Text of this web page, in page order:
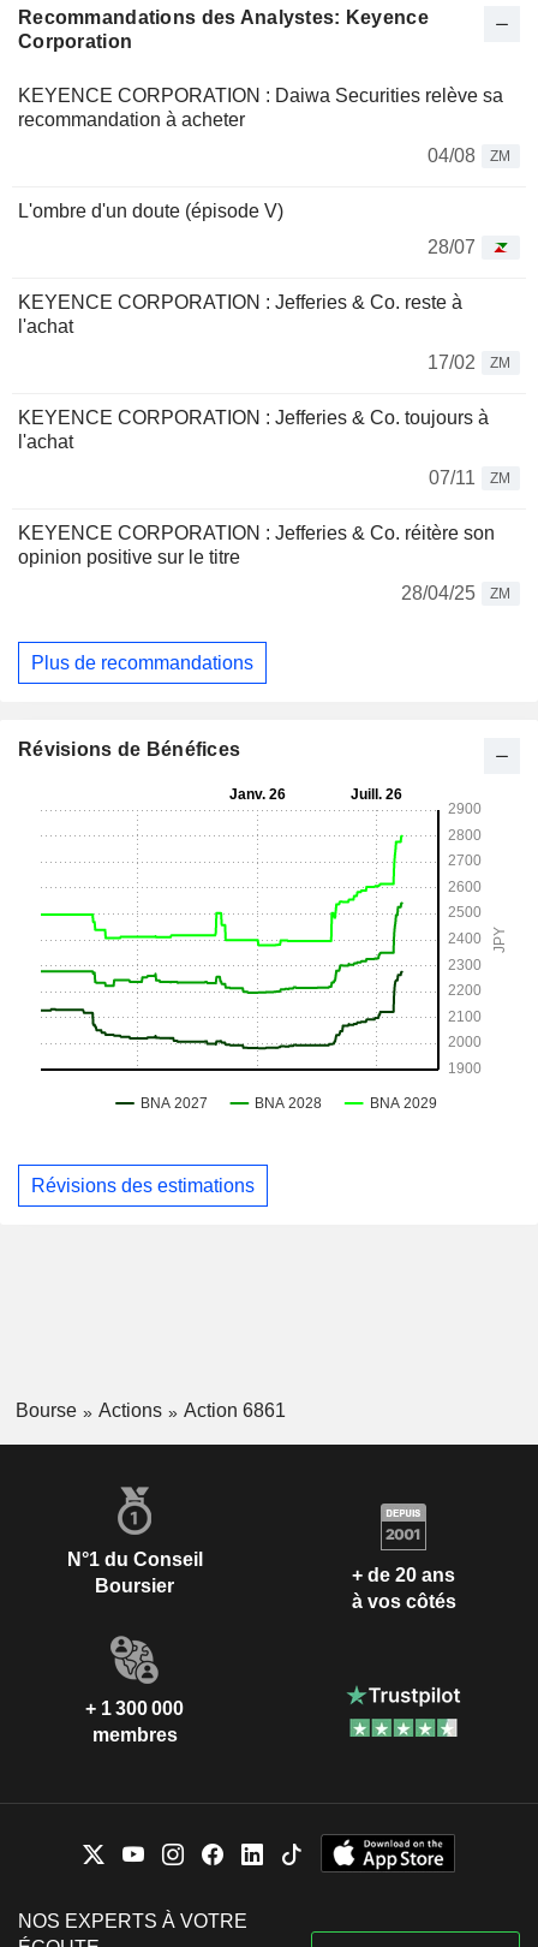
Recommandations des Analystes: Keyence
Corporation
KEYENCE CORPORATION : Daiwa Securities relève sa
recommandation à acheter
04/08
ZM
L'ombre d'un doute (épisode V)
28/07
KEYENCE CORPORATION : Jefferies & Co. reste à
l'achat
17/02
ZM
KEYENCE CORPORATION : Jefferies & Co. toujours à
l'achat
07/11
ZM
KEYENCE CORPORATION : Jefferies & Co. réitère son
opinion positive sur le titre
28/04/25
ZM
Plus de recommandations
Révisions de Bénéfices
Révisions des estimations
Bourse Actions Action 6861
N°1 du Conseil
Boursier
+ de 20 ans
à vos côtés
+ 1 300 000
membres
NOS EXPERTS À VOTRE